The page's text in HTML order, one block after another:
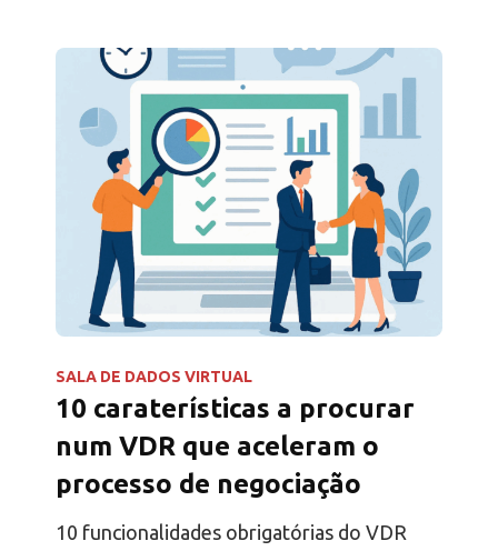
SALA DE DADOS VIRTUAL
10 caraterísticas a procurar
num VDR que aceleram o
processo de negociação
10 funcionalidades obrigatórias do VDR